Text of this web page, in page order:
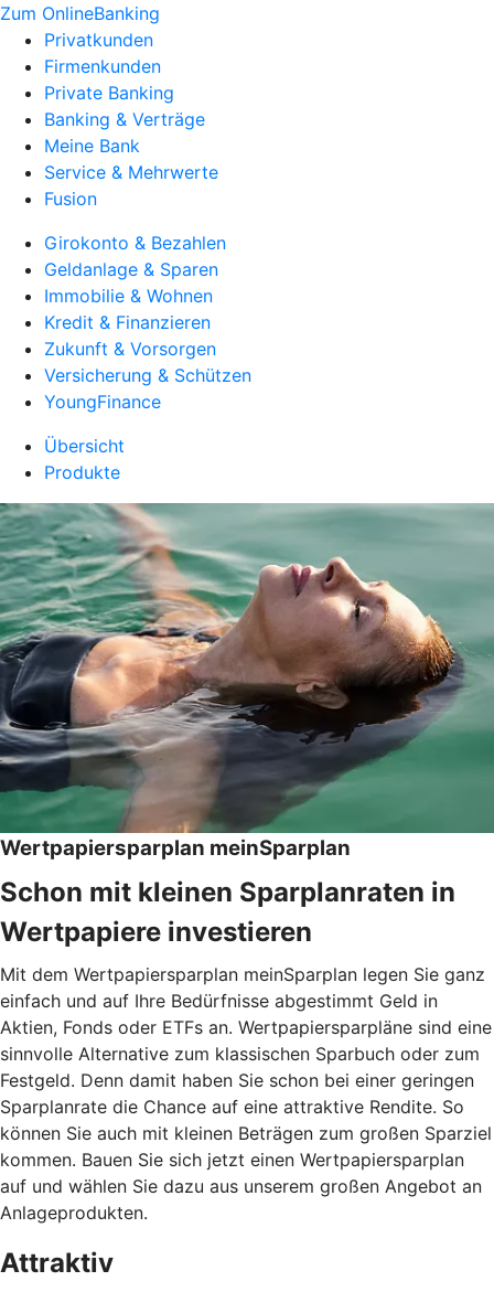
Zum OnlineBanking
Privatkunden
Firmenkunden
Private Banking
Banking & Verträge
Meine Bank
Service & Mehrwerte
Fusion
Girokonto & Bezahlen
Geldanlage & Sparen
Immobilie & Wohnen
Kredit & Finanzieren
Zukunft & Vorsorgen
Versicherung & Schützen
YoungFinance
Übersicht
Produkte
Wertpapiersparplan meinSparplan
Schon mit kleinen Sparplanraten in
Wertpapiere investieren
Mit dem Wertpapiersparplan meinSparplan legen Sie ganz
einfach und auf Ihre Bedürfnisse abgestimmt Geld in
Aktien, Fonds oder ETFs an. Wertpapiersparpläne sind eine
sinnvolle Alternative zum klassischen Sparbuch oder zum
Festgeld. Denn damit haben Sie schon bei einer geringen
Sparplanrate die Chance auf eine attraktive Rendite. So
können Sie auch mit kleinen Beträgen zum großen Sparziel
kommen. Bauen Sie sich jetzt einen Wertpapiersparplan
auf und wählen Sie dazu aus unserem großen Angebot an
Anlageprodukten.
Attraktiv